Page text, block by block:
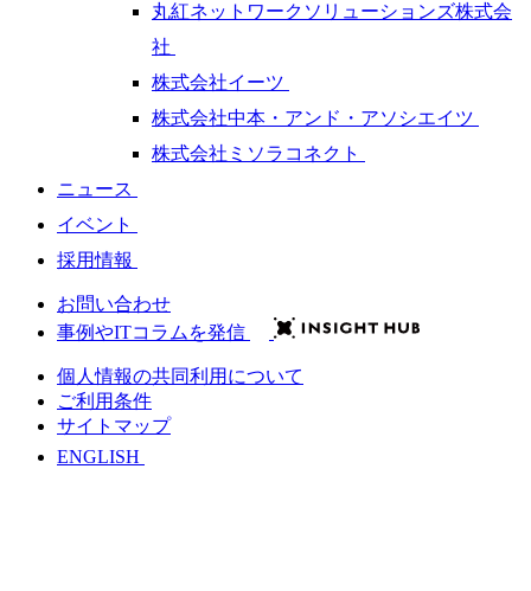
丸紅ネットワークソリューションズ株式会
社
株式会社イーツ
株式会社中本・アンド・アソシエイツ
株式会社ミソラコネクト
ニュース
イベント
採用情報
お問い合わせ
事例やITコラムを発信
個人情報の共同利用について
ご利用条件
サイトマップ
ENGLISH